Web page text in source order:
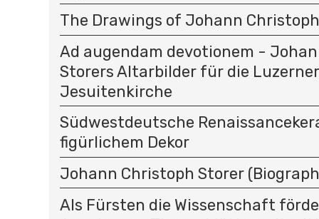
The Drawings of Johann
Ad augendam devotionem -
Storers Altarbilder für die Luzerner
Jesuitenkirche
Südwestdeutsche
figürlichem Dekor
Johann Christoph Storer
Als Fürsten die Wissenschaft